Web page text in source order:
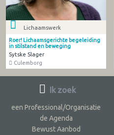
Lichaamswerk
Roer! Lichaamsgerichte begeleiding
in stilstand en beweging
Sytske Slager
Culemborg
Ik zoek
een Professional/Organisatie
de Agenda
Bewust Aanbod